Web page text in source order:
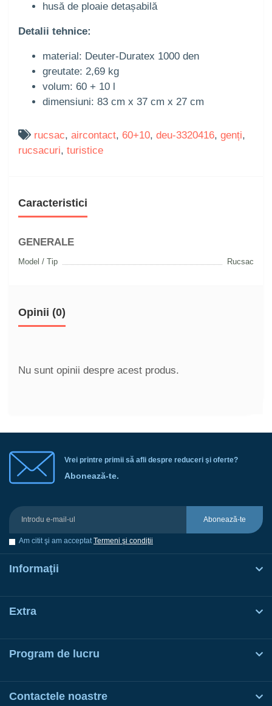
husă de ploaie detașabilă
Detalii tehnice:
material: Deuter-Duratex 1000 den
greutate: 2,69 kg
volum: 60 + 10 l
dimensiuni: 83 cm x 37 cm x 27 cm
rucsac, aircontact, 60+10, deu-3320416, genți,
rucsacuri, turistice
Caracteristici
GENERALE
Model / Tip Rucsac
Opinii (0)
Nu sunt opinii despre acest produs.
Vrei printre primii să afli despre reduceri şi oferte?
Abonează-te.
Abonează-te
Am citit şi am acceptatTermeni şi condiţii
Informaţii
Extra
Program de lucru
Contactele noastre